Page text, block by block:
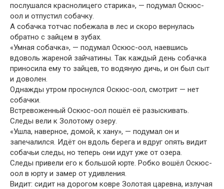
послушался краснолицего старика», — подумал Оскюс-
оол и отпустил собачку.
А собачка тотчас побежала в лес и скоро вернулась
обратно с зайцем в зубах.
«Умная собачка», — подумал Оскюс-оол, наевшись
вдоволь жареной зайчатины. Так каждый день собачка
приносила ему то зайцев, то водяную дичь, и он был сыт
и доволен.
Однажды утром проснулся Оскюс-оол, смотрит — нет
собачки.
Встревоженный Оскюс-оол пошёл её разыскивать.
Следы вели к Золотому озеру.
«Ушла, наверное, домой, к хану», — подумал он и
запечалился. Идёт он вдоль берега и вдруг опять видит
собачьи следы, но теперь они идут уже от озера.
Следы привели его к большой юрте. Робко вошёл Оскюс-
оол в юрту и замер от удивления.
Видит: сидит на дорогом ковре Золотая царевна, излучая